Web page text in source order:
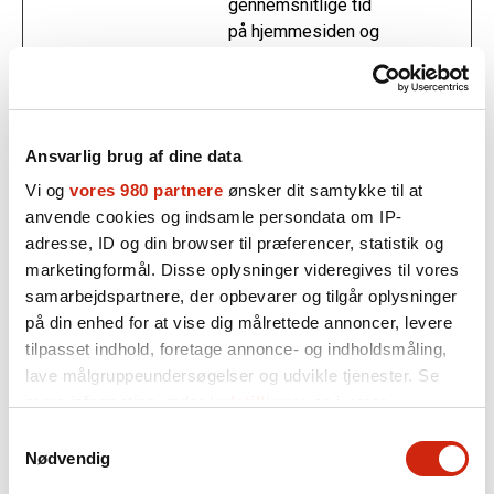
Ansvarlig brug af dine data
Vi og vores 980 partnere ønsker dit samtykke til at
anvende cookies og indsamle persondata om IP-
adresse, ID og din browser til præferencer, statistik og
marketingformål. Disse oplysninger videregives til vores
samarbejdspartnere, der opbevarer og tilgår oplysninger
på din enhed for at vise dig målrettede annoncer, levere
tilpasset indhold, foretage annonce- og indholdsmåling,
lave målgruppeundersøgelser og udvikle tjenester. Se
tilbage eller ændre indstillinger fra vores
"Cookiedeklaration", eller ved at trykke på "Privacy
Nødvendig
gennemsnitlige tid
på hjemmesiden og
Analytics Platform
besøgendes
sideforespørgsler
under den aktuelle
session.
ad_sessio
n_id
København
s
Kommune
Denne cookie
bruges til at huske
det foretrukne
1 dag